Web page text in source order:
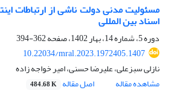
مسئولیت مدنی دولت ناشی از ارتباطات
اسناد بین المللی
دوره 5، شماره 14، بهار 1402، صفحه
362-394
10.22034/mral.2023.1972405.1407
نازلی سبزعلی، علیرضا حسنی، امیر خواجه زاده
مشاهده مقاله
اصل مقاله 484.68 K